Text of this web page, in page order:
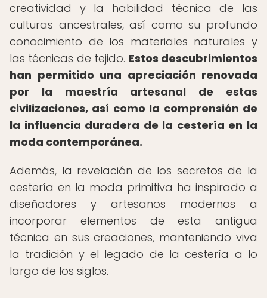
creatividad y la habilidad técnica de las
culturas ancestrales, así como su profundo
conocimiento de los materiales naturales y
las técnicas de tejido. Estos descubrimientos
han permitido una apreciación renovada
por la maestría artesanal de estas
civilizaciones, así como la comprensión de
la influencia duradera de la cestería en la
moda contemporánea.
Además, la revelación de los secretos de la
cestería en la moda primitiva ha inspirado a
diseñadores y artesanos modernos a
incorporar elementos de esta antigua
técnica en sus creaciones, manteniendo viva
la tradición y el legado de la cestería a lo
largo de los siglos.